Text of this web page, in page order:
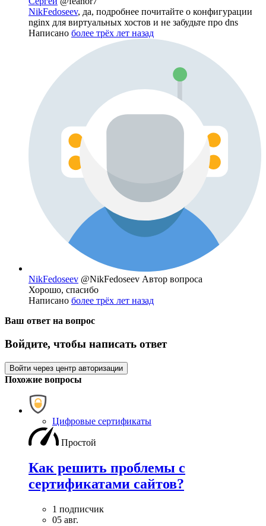
NikFedoseev, да, подробнее почитайте о конфигурации
nginx для виртуальных хостов и не забудьте про dns
Написано более трёх лет назад
NikFedoseev @NikFedoseev Автор вопроса
Хорошо, спасибо
Написано более трёх лет назад
Ваш ответ на вопрос
Войдите, чтобы написать ответ
Войти через центр авторизации
Похожие вопросы
Цифровые сертификаты
Простой
Как решить проблемы с
сертификатами сайтов?
1 подписчик
05 авг.